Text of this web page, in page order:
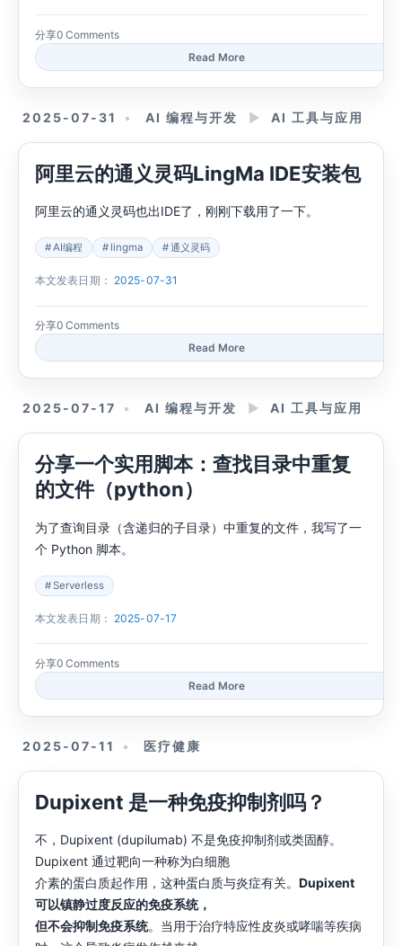
分享0 Comments
Read More
2025-07-31 AI 编程与开发 ► AI 工具与应用
阿里云的通义灵码LingMa IDE安装包
阿里云的通义灵码也出IDE了，刚刚下载用了一下。
AI编程 lingma 通义灵码
本文发表日期： 2025-07-31
分享0 Comments
Read More
2025-07-17 AI 编程与开发 ► AI 工具与应用
分享一个实用脚本：查找目录中重复
的文件（python）
为了查询目录（含递归的子目录）中重复的文件，我写了一
个 Python 脚本。
Serverless
本文发表日期： 2025-07-17
分享0 Comments
Read More
2025-07-11 医疗健康
Dupixent 是一种免疫抑制剂吗？
不，Dupixent (dupilumab) 不是免疫抑制剂或类固醇。
Dupixent 通过靶向一种称为白细胞
介素的蛋白质起作用，这种蛋白质与炎症有关。 Dupixent
可以镇静过度反应的免疫系统，
但不会抑制免疫系统。当用于治疗特应性皮炎或哮喘等疾病